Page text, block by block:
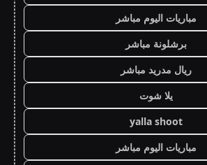
مباريات اليوم مباشر
برشلونة مباشر
ريال مدريد مباشر
يلا شوت
yalla shoot
مباريات اليوم مباشر